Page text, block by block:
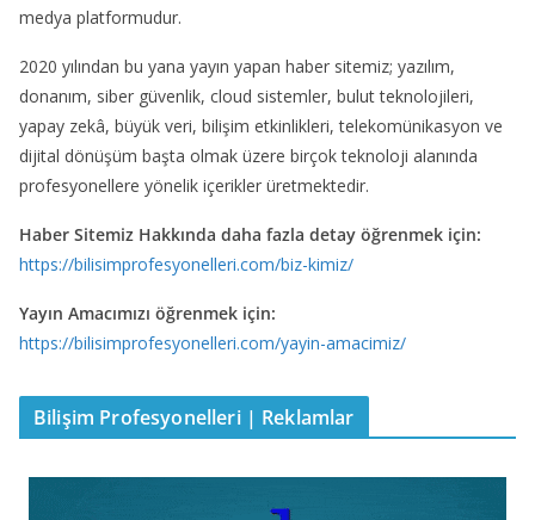
medya platformudur.
2020 yılından bu yana yayın yapan haber sitemiz; yazılım,
donanım, siber güvenlik, cloud sistemler, bulut teknolojileri,
yapay zekâ, büyük veri, bilişim etkinlikleri, telekomünikasyon ve
dijital dönüşüm başta olmak üzere birçok teknoloji alanında
profesyonellere yönelik içerikler üretmektedir.
Haber Sitemiz Hakkında daha fazla detay öğrenmek için:
https://bilisimprofesyonelleri.com/biz-kimiz/
Yayın Amacımızı öğrenmek için:
https://bilisimprofesyonelleri.com/yayin-amacimiz/
Bilişim Profesyonelleri | Reklamlar